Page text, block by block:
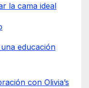
la cama ideal
educación
con Olivia’s